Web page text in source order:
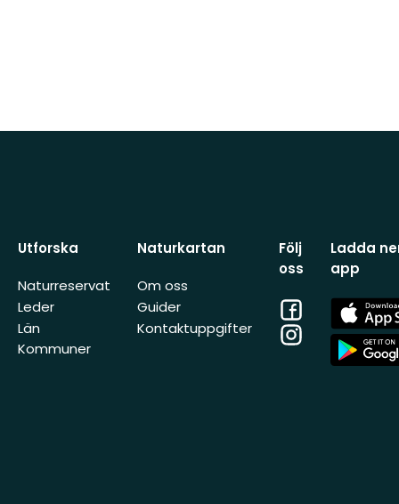
Utforska
Naturreservat
Leder
Län
Kommuner
Naturkartan
Om oss
Guider
Kontaktuppgifter
Följ
oss
Facebook
Instagram
Ladda
app
App
Store
App
Store